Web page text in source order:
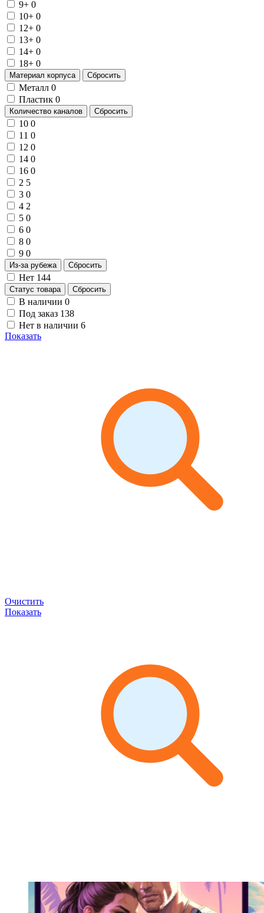
9+ 0
10+ 0
12+ 0
13+ 0
14+ 0
18+ 0
Материал корпуса Сбросить
Металл 0
Пластик 0
Количество каналов Сбросить
10 0
11 0
12 0
14 0
16 0
2 5
3 0
4 2
5 0
6 0
8 0
9 0
Из-за рубежа Сбросить
Нет 144
Статус товара Сбросить
В наличии 0
Под заказ 138
Нет в наличии 6
Показать
Очистить
Показать